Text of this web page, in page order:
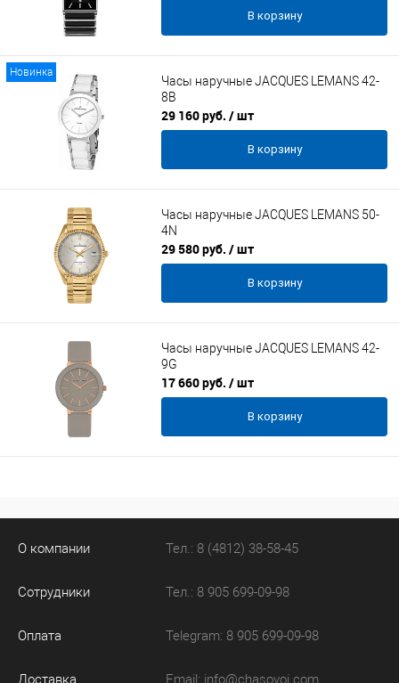
В корзину
Новинка
Часы наручные JACQUES LEMANS 42-
8B
29 160 руб. / шт
В корзину
Часы наручные JACQUES LEMANS 50-
4N
29 580 руб. / шт
В корзину
Часы наручные JACQUES LEMANS 42-
9G
17 660 руб. / шт
В корзину
О компании
Сотрудники
Оплата
Доставка
Тел.: 8 (4812) 38-58-45
Тел.: 8 905 699-09-98
Telegram: 8 905 699-09-98
Email: info@chasovoi.com